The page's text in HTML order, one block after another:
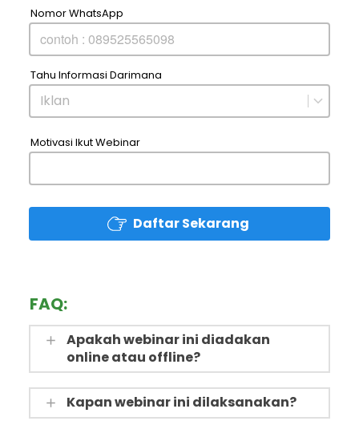
Nomor WhatsApp
Tahu Informasi Darimana
Iklan
Motivasi Ikut Webinar
` Daftar Sekarang
FAQ:
Apakah webinar ini diadakan
online atau offline?
Kapan webinar ini dilaksanakan?